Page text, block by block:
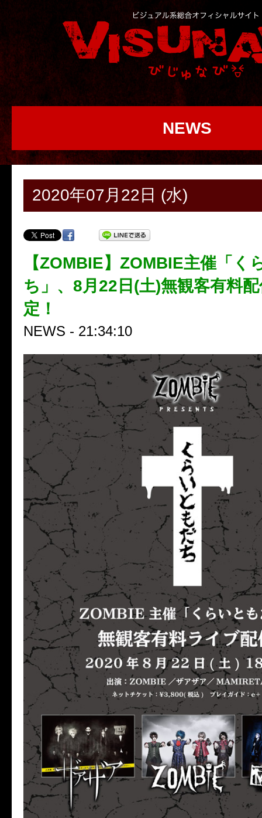
NEWS
2020年07月22日 (水)
【ZOMBIE】ZOMBIE主催「く
ち」、8月22日(土)無観客有料
定！
NEWS - 21:34:10